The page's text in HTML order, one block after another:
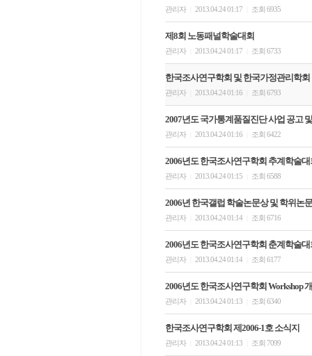
관리자 2013.04.24 01:17 조회 6935
제8회 노동패널학술대회
관리자 2013.04.24 01:17 조회 6733
한국조사연구학회 및 한국가정관리학회
관리자 2013.04.24 01:16 조회 6793
2007년도 국가통계품질진단 사업 공고
관리자 2013.04.24 01:16 조회 6422
2006년도 한국조사연구학회 추계학술대
관리자 2013.04.24 01:15 조회 6588
2006년 한국갤럽 학술논문상 및 학위논
관리자 2013.04.24 01:14 조회 6716
2006년도 한국조사연구학회 춘계학술
관리자 2013.04.24 01:14 조회 6177
2006년도 한국조사연구학회 Workshop
관리자 2013.04.24 01:13 조회 6340
한국조사연구학회 제2006-1호 소식지
관리자 2013.04.24 01:13 조회 7099